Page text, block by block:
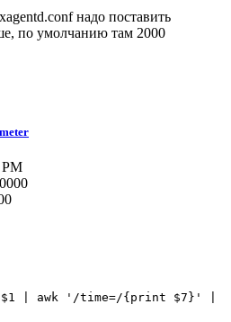
надо поставить
по умолчанию там 2000
PM
$1 | awk '/time=/{print $7}' |